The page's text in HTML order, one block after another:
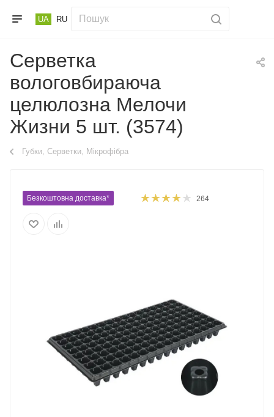
UA RU
Серветка
вологовбираюча
целюлозна Мелочи
Жизни 5 шт. (3574)
Губки, Серветки, Мікрофібра
Безкоштовна доставка* 264